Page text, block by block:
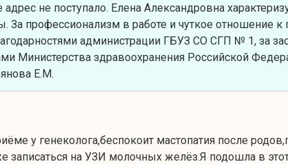
не поступало. Елена Александровна
За профессионализм в работе и чуткое отношение
администрации ГБУЗ СО СГП № 1, за
Министерства здравоохранения Российской
Е.М.
у генеколога,беспокоит мастопатия после
записаться на УЗИ молочных желёз.Я подошла в